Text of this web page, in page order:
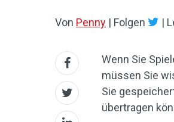
Von Penny | Folgen |
Wenn Sie
müssen Sie
Sie
übertragen